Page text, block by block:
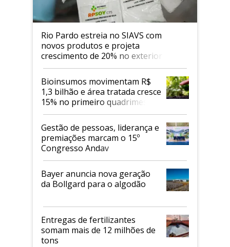
Rio Pardo estreia no SIAVS com
novos produtos e projeta
crescimento de 20% no exterior
Bioinsumos movimentam R$
1,3 bilhão e área tratada cresce
15% no primeiro quadrimestre
de 2026
Gestão de pessoas, liderança e
premiações marcam o 15º
Congresso Andav
Bayer anuncia nova geração
da Bollgard para o algodão
Entregas de fertilizantes
somam mais de 12 milhões de
tons